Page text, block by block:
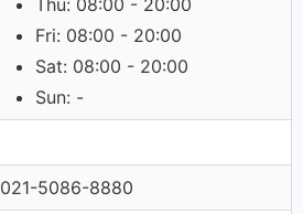
Thu: 08:00 - 20:00
Fri: 08:00 - 20:00
Sat: 08:00 - 20:00
Sun: -
021-5086-8880